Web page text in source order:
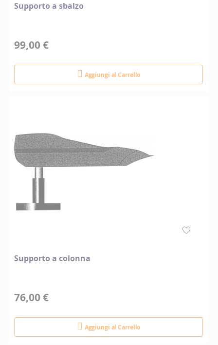
Supporto a sbalzo
99,00 €
Aggiungi al Carrello
Supporto a colonna
76,00 €
Aggiungi al Carrello